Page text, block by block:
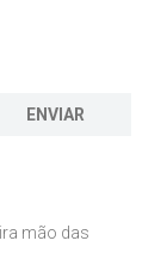
ENVIAR
mão das